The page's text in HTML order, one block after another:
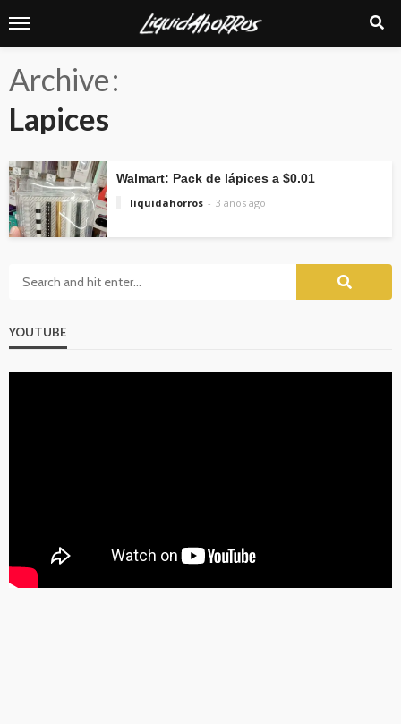
Archive
Lapices
Walmart: Pack de lápices a $0.01
liquidahorros
3 años ago
YOUTUBE